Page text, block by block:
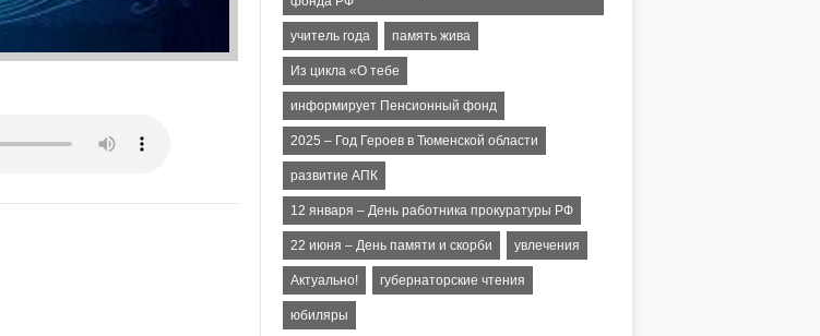
учитель года память жива
Из цикла «О тебе
информирует Пенсионный фонд
2025 – Год Героев в Тюменской области
развитие АПК
12 января – День работника прокуратуры РФ
22 июня – День памяти и скорби увлечения
Актуально! губернаторские чтения
юбиляры